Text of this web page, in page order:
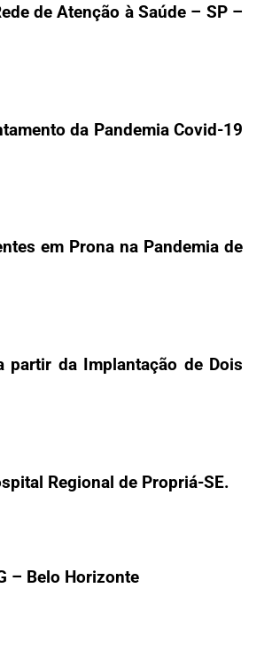
de Atenção à Saúde – SP –
da Pandemia Covid-19
em Prona na Pandemia de
partir da Implantação de Dois
Regional de Propriá-SE.
– Belo Horizonte